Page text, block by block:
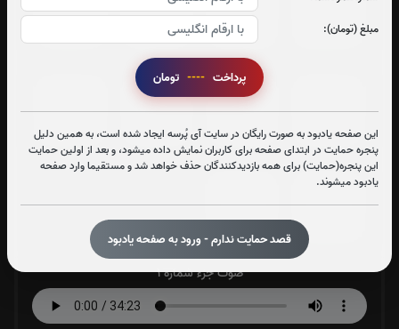
مبلغ (تومان):
پرداخت ----
این صفحه یادبود به صورت رایگان در سایت آی پُرسه ایجاد شده است، به همین دلیل
پنجره حمایت در ابتدای صفحه برای کاربران نمایش داده میشود، و بعد از اولین حمایت
این پنجره(حمایت) برای همه بازدیدکنندگان حذف خواهد شد و مستقیما وارد صفحه
یادبود میشوند.
قصد حمایت ندارم - ورود به صفحه یادبود
0بار بار
0 بار
جزء 26
0 بار
جزء 27
0 بار
0
جزء 29
صوت جزء شماره 1